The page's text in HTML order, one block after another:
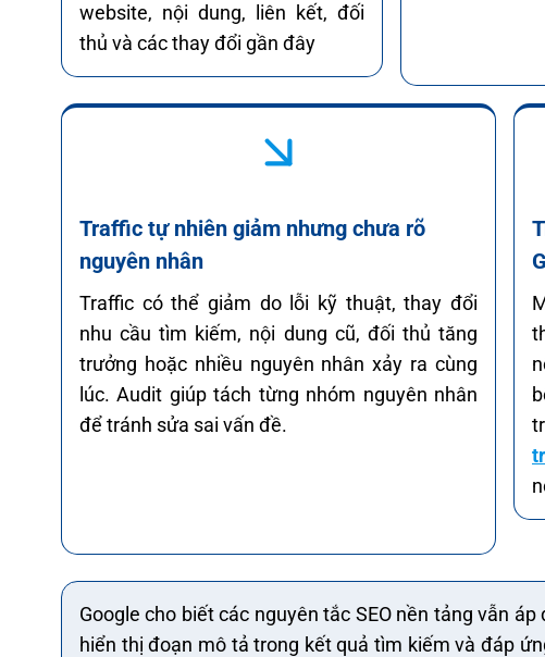
website, nội dung, liên kết, đối
thủ và các thay đổi gần đây
Traffic tự nhiên giảm nhưng chưa rõ
nguyên nhân
Traffic có thể giảm do lỗi kỹ thuật, thay đổi
nhu cầu tìm kiếm, nội dung cũ, đối thủ tăng
trưởng hoặc nhiều nguyên nhân xảy ra cùng
lúc. Audit giúp tách từng nhóm nguyên nhân
để tránh sửa sai vấn đề.
Google cho biết các nguyên tắc SEO nền tảng vẫn áp
hiển thị đoạn mô tả trong kết quả tìm kiếm và đáp